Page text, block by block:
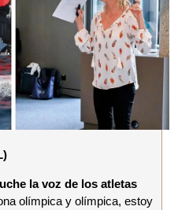
la voz de los atletas
olímpica y olímpica, estoy